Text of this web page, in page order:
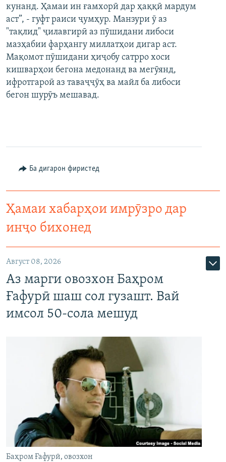
кунанд. Ҳамаи ин ғамхорӣ дар ҳаққӣ мардум
аст”, - гуфт раиси ҷумҳур. Манзури ӯ аз
"тақлид" ҷилавгирӣ аз пӯшидани либоси
мазҳабии фарҳангу миллатҳои дигар аст.
Мақомот пӯшидани ҳиҷобу сатрро хоси
кишварҳои бегона медонанд ва мегӯянд,
ифротгароӣ аз таваҷҷӯҳ ва майл ба либоси
бегон шурӯъ мешавад.
Ба дигарон фиристед
Ҳамаи хабарҳои имрӯзро дар
инҷо бихонед
Август 08, 2026
Аз марги овозхон Баҳром
Ғафурӣ шаш сол гузашт. Вай
имсол 50-сола мешуд
Баҳром Ғафурӣ, овозхон